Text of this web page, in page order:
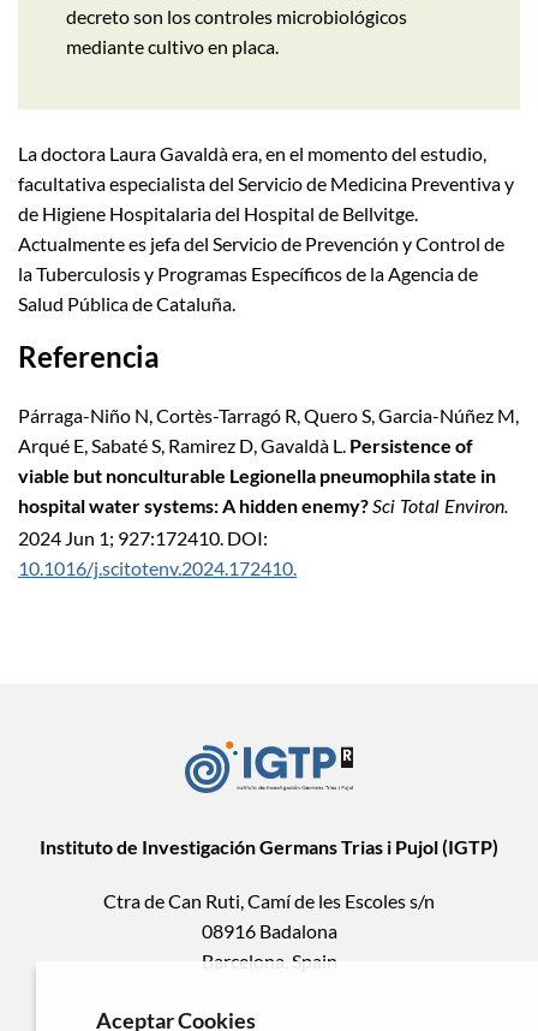
decreto son los controles microbiológicos
mediante cultivo en placa.
La doctora Laura Gavaldà era, en el momento del estudio,
facultativa especialista del Servicio de Medicina Preventiva y
de Higiene Hospitalaria del Hospital de Bellvitge.
Actualmente es jefa del Servicio de Prevención y Control de
la Tuberculosis y Programas Específicos de la Agencia de
Salud Pública de Cataluña.
Referencia
Párraga-Niño N, Cortès-Tarragó R, Quero S, Garcia-Núñez M,
Arqué E, Sabaté S, Ramirez D, Gavaldà L. Persistence of
viable but nonculturable Legionella pneumophila state in
hospital water systems: A hidden enemy?Sci Total Environ.
2024 Jun 1; 927:172410. DOI:
10.1016/j.scitotenv.2024.172410.
Instituto de Investigación Germans Trias i Pujol (IGTP)
Ctra de Can Ruti, Camí de les Escoles s/n
08916 Badalona
Barcelona, Spain
Aceptar Cookies